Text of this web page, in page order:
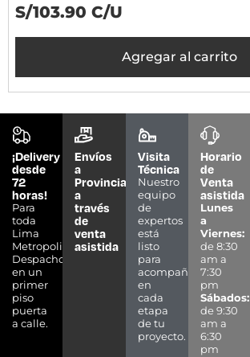
S/103.90 C/U
Agregar al carrito
¡Delivery
desde
72
horas!
Para
toda
Lima
Metropolitana.
Despacho
en un
primer
piso
puerta
a calle.
Envíos
a
Provincias
a
través
de
venta
asistida
Visita
Técnica
Nuestro
equipo
de
expertos
está
listo
para
acompañarte
en
cada
etapa
de tu
proyecto.
Horario
de
Venta
asistida
Lunes
a
Viernes:
de 8:30
am a
7:30
pm
Sábados:
de 9:30
am a
6:30
pm